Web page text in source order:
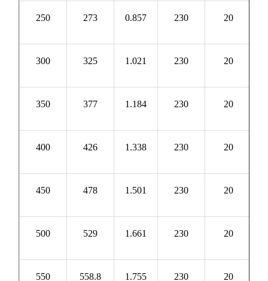
250 273 0.857 230 20
300 325 1.021 230 20
350 377 1.184 230 20
400 426 1.338 230 20
450 478 1.501 230 20
500 529 1.661 230 20
550 558.8 1.755 230 20